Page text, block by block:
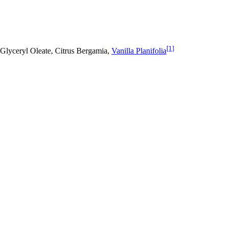
Oleate, Citrus Bergamia, Vanilla Planifolia[1]